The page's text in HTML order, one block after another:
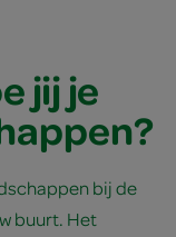
jij je
bij de
buurt. Het